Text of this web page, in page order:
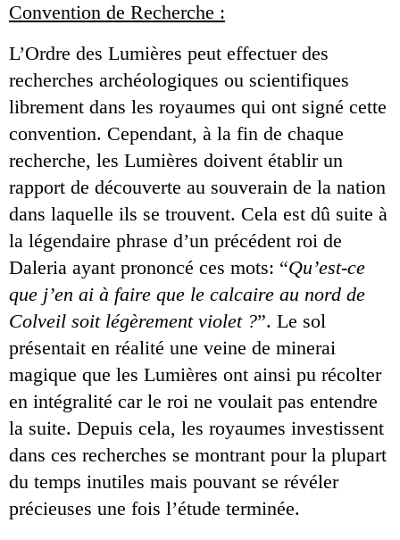
Convention de Recherche :
L’Ordre des Lumières peut effectuer des
recherches archéologiques ou scientifiques
librement dans les royaumes qui ont signé cette
convention. Cependant, à la fin de chaque
recherche, les Lumières doivent établir un
rapport de découverte au souverain de la nation
dans laquelle ils se trouvent. Cela est dû suite à
la légendaire phrase d’un précédent roi de
Daleria ayant prononcé ces mots: “Qu’est-ce
que j’en ai à faire que le calcaire au nord de
Colveil soit légèrement violet ?”. Le sol
présentait en réalité une veine de minerai
magique que les Lumières ont ainsi pu récolter
en intégralité car le roi ne voulait pas entendre
la suite. Depuis cela, les royaumes investissent
dans ces recherches se montrant pour la plupart
du temps inutiles mais pouvant se révéler
précieuses une fois l’étude terminée.